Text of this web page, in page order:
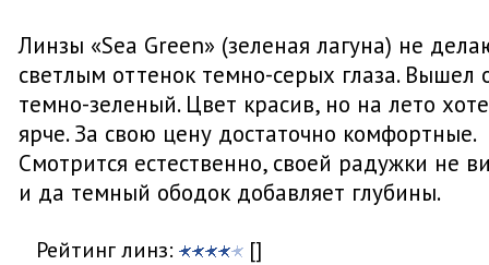
Линзы «Sea Green» (зеленая лагуна) не
светлым оттенок темно-серых глаза. Вышел
темно-зеленый. Цвет красив, но на лето
ярче. За свою цену достаточно комфортные.
Смотрится естественно, своей радужки не
и да темный ободок добавляет глубины.
Рейтинг линз: []